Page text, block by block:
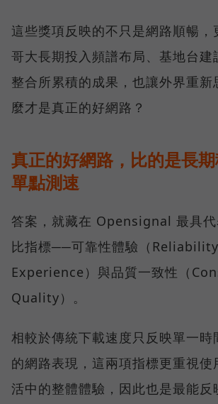
這些獎項反映的不只是網路順暢，
哥大長期投入頻譜布局、基地台建
整合所累積的成果，也讓外界重新
麼才是真正的好網路？
真正的好網路，比的是長
單點測速
答案，就藏在 Opensignal 最具
比指標──可靠性體驗（Reliability
Experience）與品質一致性（
Quality）。
相較於傳統下載速度只反映單一時
的網路表現，這兩項指標更重視使
活中的整體體驗，因此也是最能反